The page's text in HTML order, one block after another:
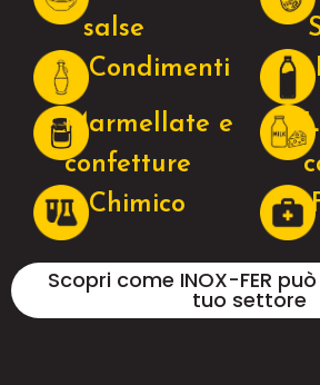
salse
Condimenti
Marmellate e
confetture
Chimico
Scopri come INOX-FER
tuo settore